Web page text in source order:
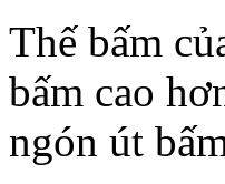
Thế bấm
bấm cao
ngón út